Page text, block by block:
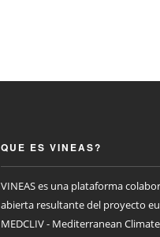
QUE ES VINEAS?
VINEAS es una plataforma
abierta resultante del proyecto
MEDCLIV - Mediterranean